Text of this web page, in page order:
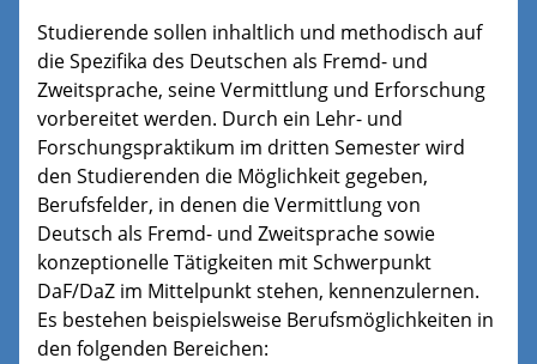
Studierende sollen inhaltlich und methodisch auf
die Spezifika des Deutschen als Fremd- und
Zweitsprache, seine Vermittlung und Erforschung
vorbereitet werden. Durch ein Lehr- und
Forschungspraktikum im dritten Semester wird
den Studierenden die Möglichkeit gegeben,
Berufsfelder, in denen die Vermittlung von
Deutsch als Fremd- und Zweitsprache sowie
konzeptionelle Tätigkeiten mit Schwerpunkt
DaF/DaZ im Mittelpunkt stehen, kennenzulernen.
Es bestehen beispielsweise Berufsmöglichkeiten in
den folgenden Bereichen: